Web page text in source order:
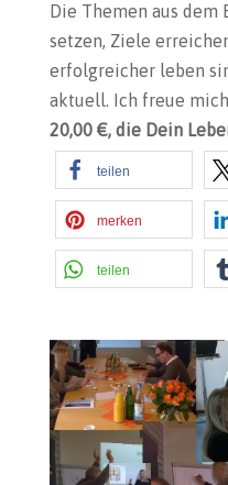
Die Themen aus
setzen, Ziele
erfolgreicher leben
aktuell. Ich freue
20,00 €, die Dein
teilen
merken
teilen